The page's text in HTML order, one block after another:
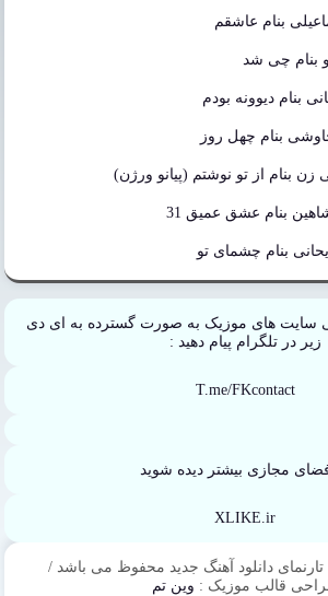
بنام عاشقم
بنام چی شد
بنام دیوونه بودم
بنام چهل روز
زن بنام از تو نوشتم (پیانو ورژن)
بنام عشق عمیق 31
بنام چشمای تو
سایت های موزیک به صورت گسترده به ای دی
زیر در تلگرام پیام دهید :
T.me/FKcontact
مجازی بیشتر دیده شوید
XLIKE.ir
دانلود آهنگ جدید محفوظ می باشد /
قالب موزیک : وین تم